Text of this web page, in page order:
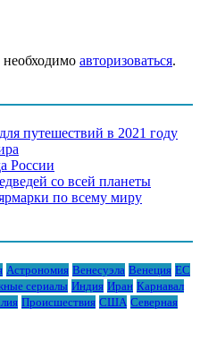
авторизоваться.
путешествий в 2021 году
России
со всей планеты
по всему миру
Астрономия Венесуэла Венеция ЕС
сериалы Индия Иран Карнавал
Происшествия США Северная